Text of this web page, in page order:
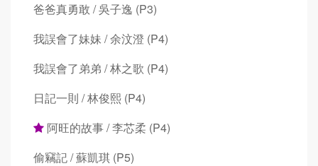
爸爸真勇敢 / 吳子逸 (P3)
我誤會了妹妹 / 余汶澄 (P4)
我誤會了弟弟 / 林之歌 (P4)
日記一則 / 林俊熙 (P4)
阿旺的故事 / 李芯柔 (P4)
偷竊記 / 蘇凱琪 (P5)